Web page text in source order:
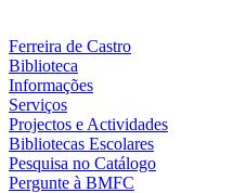
Ferreira de Castro
Biblioteca
Informações
Serviços
Projectos e Actividades
Bibliotecas Escolares
Pesquisa no Catálogo
Pergunte à BMFC